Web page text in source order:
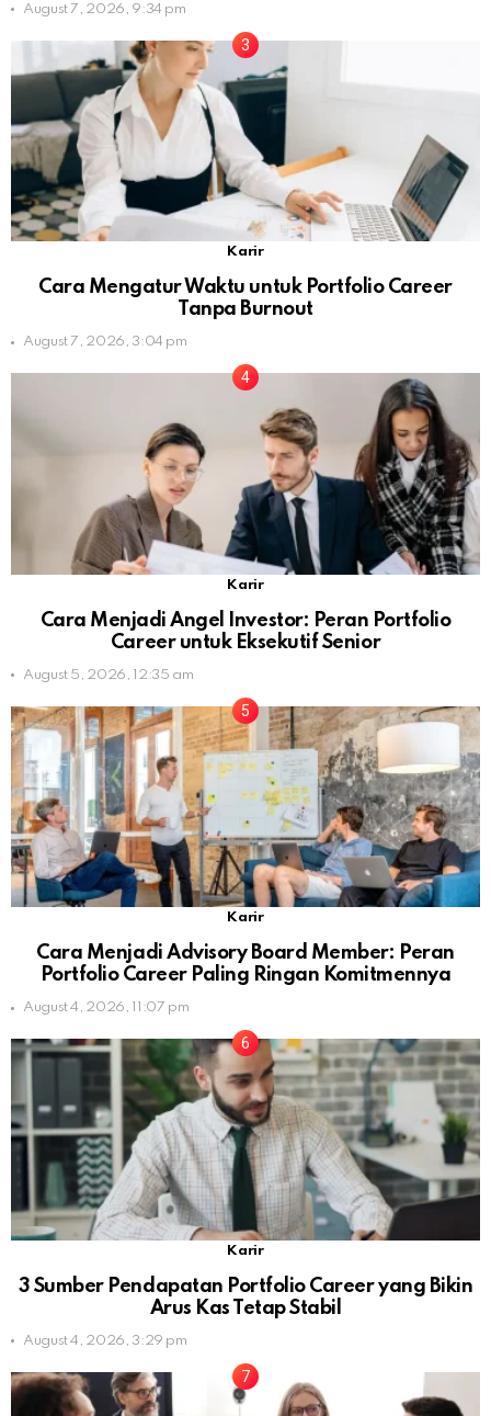
August 7, 2026, 9:34 pm
Karir
Cara Mengatur Waktu untuk Portfolio Career
Tanpa Burnout
August 7, 2026, 3:04 pm
Karir
Cara Menjadi Angel Investor: Peran Portfolio
Career untuk Eksekutif Senior
August 5, 2026, 12:35 am
Karir
Cara Menjadi Advisory Board Member: Peran
Portfolio Career Paling Ringan Komitmennya
August 4, 2026, 11:07 pm
Karir
3 Sumber Pendapatan Portfolio Career yang Bikin
Arus Kas Tetap Stabil
August 4, 2026, 3:29 pm